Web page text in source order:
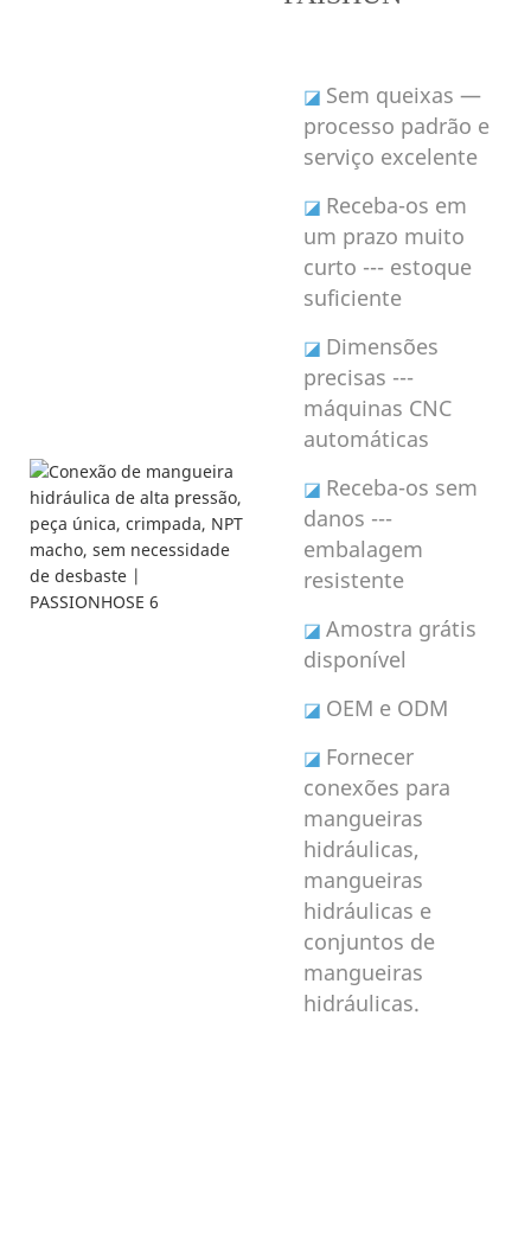
◪ Sem queixas —
processo padrão e
serviço excelente
◪ Receba-os em
um prazo muito
curto --- estoque
suficiente
◪ Dimensões
precisas ---
máquinas CNC
automáticas
◪ Receba-os sem
danos ---
embalagem
resistente
◪ Amostra grátis
disponível
◪ OEM e ODM
◪ Fornecer
conexões para
mangueiras
hidráulicas,
mangueiras
hidráulicas e
conjuntos de
mangueiras
hidráulicas.